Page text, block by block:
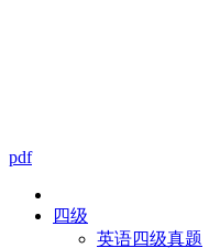
pdf
四级
英语四级真题